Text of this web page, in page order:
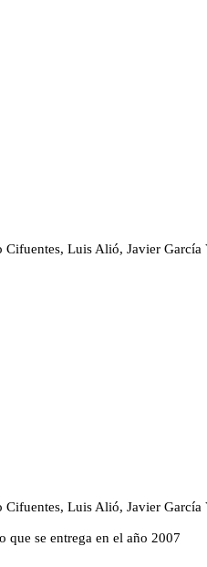
Cifuentes, Luis Alió, Javier
Cifuentes, Luis Alió, Javier
se entrega en el año 2007